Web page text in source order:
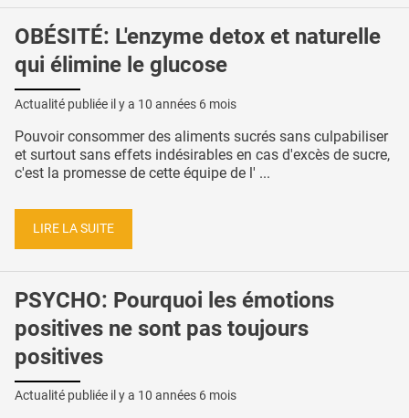
OBÉSITÉ: L'enzyme detox et naturelle
qui élimine le glucose
Actualité publiée il y a 10 années 6 mois
Pouvoir consommer des aliments sucrés sans culpabiliser
et surtout sans effets indésirables en cas d'excès de sucre,
c'est la promesse de cette équipe de l' ...
LIRE LA SUITE
PSYCHO: Pourquoi les émotions
positives ne sont pas toujours
positives
Actualité publiée il y a 10 années 6 mois